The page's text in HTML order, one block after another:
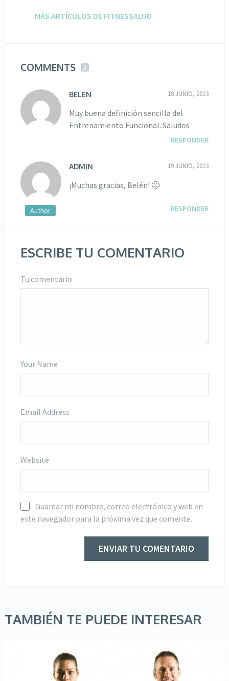
MÁS ARTÍCULOS DE FITNESSALUD
COMMENTS 2
BELEN 18 JUNIO, 2013
Muy buena definición sencilla del
Entrenamiento Funcional. Saludos
RESPONDER
ADMIN 19 JUNIO, 2013
¡Muchas gracias, Belén! 🙂
RESPONDER
ESCRIBE TU COMENTARIO
Tu comentario
Your Name
Email Address
Website
Guardar mi nombre, correo electrónico y web en
este navegador para la próxima vez que comente.
TAMBIÉN TE PUEDE INTERESAR